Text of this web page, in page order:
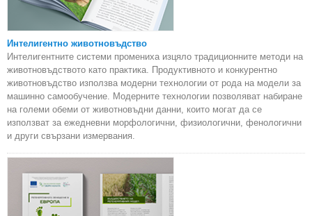
Интелигентно животновъдство
Интелигентните системи промениха изцяло традиционните методи на
животновъдството като практика. Продуктивното и конкурентно
животновъдство използва модерни технологии от рода на модели за
машинно самообучение. Модерните технологии позволяват набиране
на големи обеми от животновъдни данни, които могат да се
използват за ежедневни морфологични, физиологични, фенологични
и други свързани измервания.